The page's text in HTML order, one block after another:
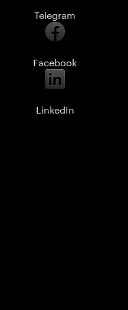
Telegram
Facebook
LinkedIn